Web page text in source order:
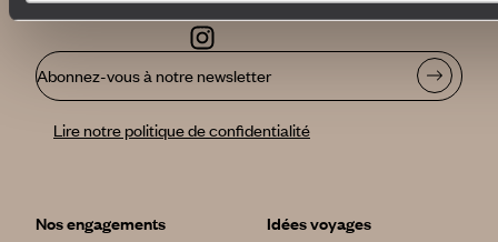
Abonnez-vous à notre newsletter
Lire notre politique de confidentialité
Nos engagements
Idées voyages